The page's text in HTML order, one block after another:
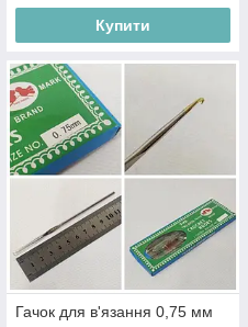
Купити
Гачок для в'язання 0,75 мм